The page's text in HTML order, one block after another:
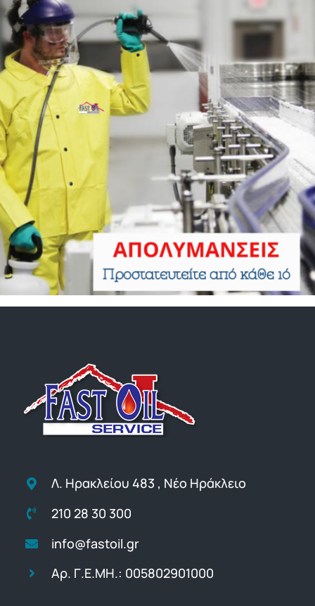
Λ. Ηρακλείου 483 , Νέο Ηράκλειο
210 28 30 300
info@fastoil.gr
Αρ. Γ.Ε.ΜΗ.: 005802901000